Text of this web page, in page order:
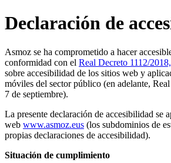
Declaración de
Asmoz se ha comprometido a hacer
conformidad con el Real Decreto 1112/
sobre accesibilidad de los sitios web y
móviles del sector público (en adelante,
7 de septiembre).
La presente declaración de accesibilidad se
web www.asmoz.eus (los subdominios de
propias declaraciones de accesibilidad).
Situación de cumplimiento